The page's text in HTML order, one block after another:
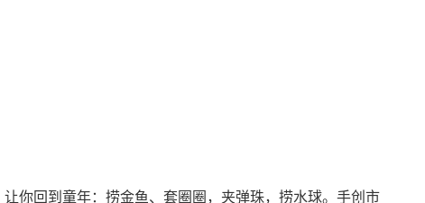
回到童年：捞金鱼、套圈圈，夹弹珠，捞水球。手创市